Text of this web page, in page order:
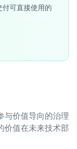
可直接使用的
与价值导向的治理
价值在未来技术部